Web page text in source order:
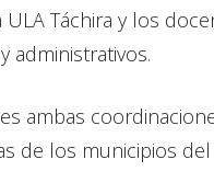
Táchira y los
administrativos.
ambas
de los municipios